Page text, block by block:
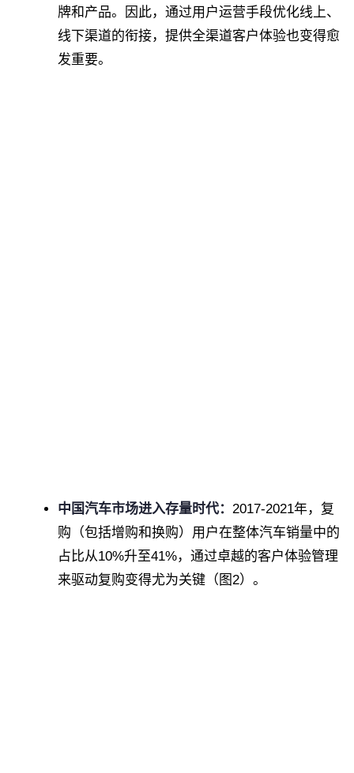
牌和产品。因此，通过用户运营手段优化线上、
线下渠道的衔接，提供全渠道客户体验也变得愈
发重要。
中国汽车市场进入存量时代： 2017-2021年，复
购（包括增购和换购）用户在整体汽车销量中的
占比从10%升至41%，通过卓越的客户体验管理
来驱动复购变得尤为关键（图2）。